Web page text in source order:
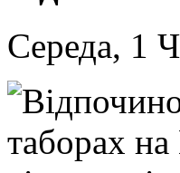
Середа, 1